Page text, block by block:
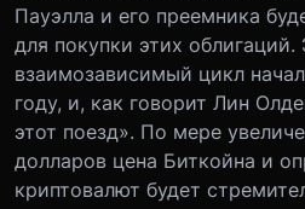
Пауэлла и его преемника
для покупки этих облигаций.
взаимозависимый цикл
году, и, как говорит Лин
этот поезд». По мере
долларов цена Биткойна и
криптовалют будет